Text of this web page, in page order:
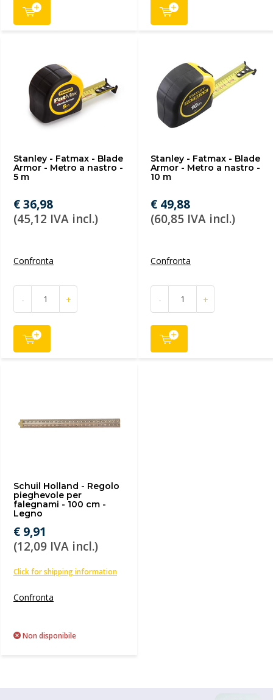
Stanley - Fatmax - Blade
Armor - Metro a nastro -
5 m
€ 36,98
(45,12 IVA incl.)
Confronta
- +
Stanley - Fatmax - Blade
Armor - Metro a nastro -
10 m
€ 49,88
(60,85 IVA incl.)
Confronta
- +
Schuil Holland - Regolo
pieghevole per
falegnami - 100 cm -
Legno
€ 9,91
(12,09 IVA incl.)
Click for shipping information
Confronta
Non disponibile